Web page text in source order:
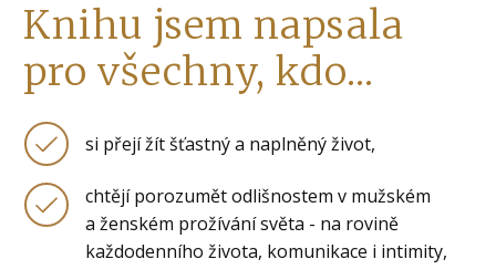
Knihu jsem napsala
pro všechny, kdo...
si přejí žít šťastný a naplněný život,
chtějí porozumět odlišnostem v mužském
a ženském prožívání světa - na rovině
každodenního života, komunikace i intimity,